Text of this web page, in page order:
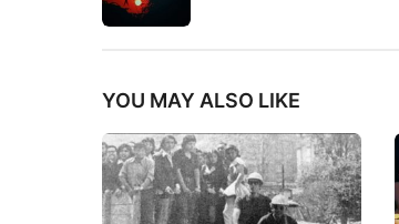
YOU MAY ALSO LIKE